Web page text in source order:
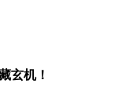
玄机！